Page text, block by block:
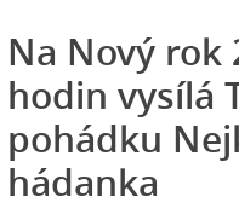
Na Nový rok
hodin vysílá
pohádku
hádanka